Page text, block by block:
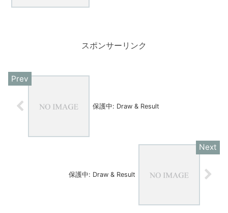
スポンサーリンク
保護中: Draw & Result
保護中: Draw & Result